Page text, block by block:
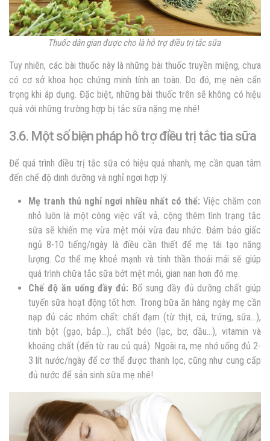
Thuốc dân gian được cho là hỗ trợ điều trị tắc sữa
Tuy nhiên, các bài thuốc này là những bài thuốc truyền miệng, chưa
có cơ sở khoa học chứng minh tính an toàn. Do đó, mẹ nên cẩn
trọng khi áp dụng. Đặc biệt, những bài thuốc trên sẽ không có hiệu
quả với những trường hợp bị tắc sữa nặng mẹ nhé!
3.6. Một số biện pháp hỗ trợ điều trị tắc tia sữa
Để quá trình điều trị tắc sữa có hiệu quả nhanh, mẹ cần quan tâm
đến chế độ dinh dưỡng và nghỉ ngơi hợp lý:
Mẹ tranh thủ nghỉ ngơi nhiều nhất có thể: Việc chăm con
nhỏ luôn là một công việc vất vả, cộng thêm tình trạng tắc
sữa sẽ khiến mẹ vừa mệt mỏi vừa đau nhức. Đảm bảo giấc
ngủ 8-10 tiếng/ngày là điều cần thiết để mẹ tái tạo năng
lượng. Cơ thể mẹ khoẻ mạnh và tinh thần thoải mái sẽ giúp
quá trình chữa tắc sữa bớt mệt mỏi, gian nan hơn đó mẹ.
Chế độ ăn uống đầy đủ: Bổ sung đầy đủ dưỡng chất giúp
tuyến sữa hoạt động tốt hơn. Trong bữa ăn hàng ngày mẹ cần
nạp đủ các nhóm chất: chất đạm (từ thịt, cá, trứng, sữa…),
tinh bột (gạo, bắp…), chất béo (lạc, bơ, dầu…), vitamin và
khoáng chất (đến từ rau củ quả). Ngoài ra, mẹ nhớ uống đủ 2-
3 lít nước/ngày để cơ thể được thanh lọc, cũng như cung cấp
đủ nước để sản sinh sữa mẹ nhé!